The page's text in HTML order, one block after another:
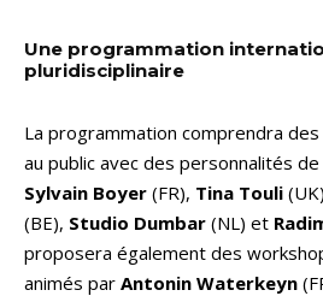
Une programmation
pluridisciplinaire
La programmation comprendra
au public avec des personnalités
Sylvain Boyer (FR), Tina Touli
(BE), Studio Dumbar (NL) et
proposera également des
animés par Antonin Waterkeyn